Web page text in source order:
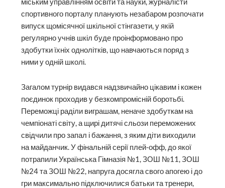
міським управлінням освіти та науки, журналісти
спортивного порталу планують незабаром розпочати
випуск щомісячної шкільної стінгазети, у якій
регулярно учнів шкіл буде проінформовано про
здобутки їхніх однолітків, що навчаються поряд з
ними у одній школі.
Загалом турнір видався надзвичайно цікавим і кожен
поєдинок проходив у безкомпромісній боротьбі.
Переможці раділи виграшам, неначе здобуткам на
чемпіонаті світу, а щирі дитячі сльози переможених
свідчили про запал і бажання, з яким діти виходили
на майданчик. У фінальній серії плей-офф, до якої
потрапили Українська Гімназія №1, ЗОШ №11, ЗОШ
№24 та ЗОШ №22, напруга досягла свого апогею і до
гри максимально підключилися батьки та тренери,